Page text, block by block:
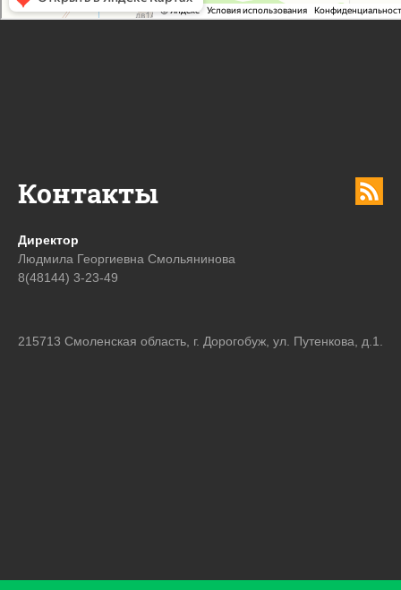
Контакты
Директор
Людмила Георгиевна Смольянинова
8(48144) 3-23-49
215713 Смоленская область, г. Дорогобуж, ул. Путенкова, д.1.